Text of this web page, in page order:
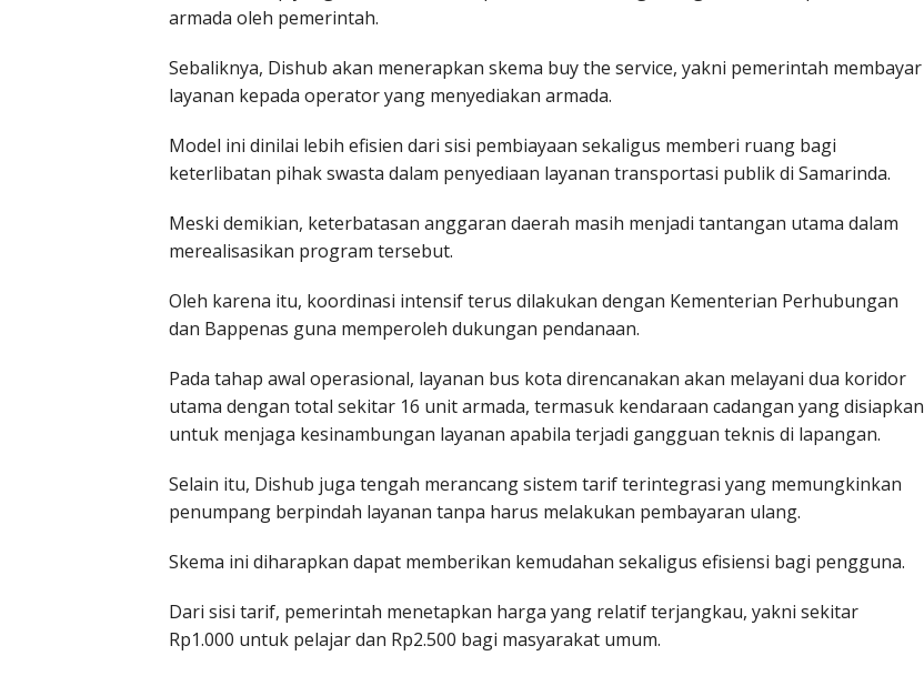
armada oleh pemerintah.
Sebaliknya, Dishub akan menerapkan skema buy the service, yakni pemerintah membayar
layanan kepada operator yang menyediakan armada.
Model ini dinilai lebih efisien dari sisi pembiayaan sekaligus memberi ruang bagi
keterlibatan pihak swasta dalam penyediaan layanan transportasi publik di Samarinda.
Meski demikian, keterbatasan anggaran daerah masih menjadi tantangan utama dalam
merealisasikan program tersebut.
Oleh karena itu, koordinasi intensif terus dilakukan dengan Kementerian Perhubungan
dan Bappenas guna memperoleh dukungan pendanaan.
Pada tahap awal operasional, layanan bus kota direncanakan akan melayani dua koridor
utama dengan total sekitar 16 unit armada, termasuk kendaraan cadangan yang disiapkan
untuk menjaga kesinambungan layanan apabila terjadi gangguan teknis di lapangan.
Selain itu, Dishub juga tengah merancang sistem tarif terintegrasi yang memungkinkan
penumpang berpindah layanan tanpa harus melakukan pembayaran ulang.
Skema ini diharapkan dapat memberikan kemudahan sekaligus efisiensi bagi pengguna.
Dari sisi tarif, pemerintah menetapkan harga yang relatif terjangkau, yakni sekitar
Rp1.000 untuk pelajar dan Rp2.500 bagi masyarakat umum.